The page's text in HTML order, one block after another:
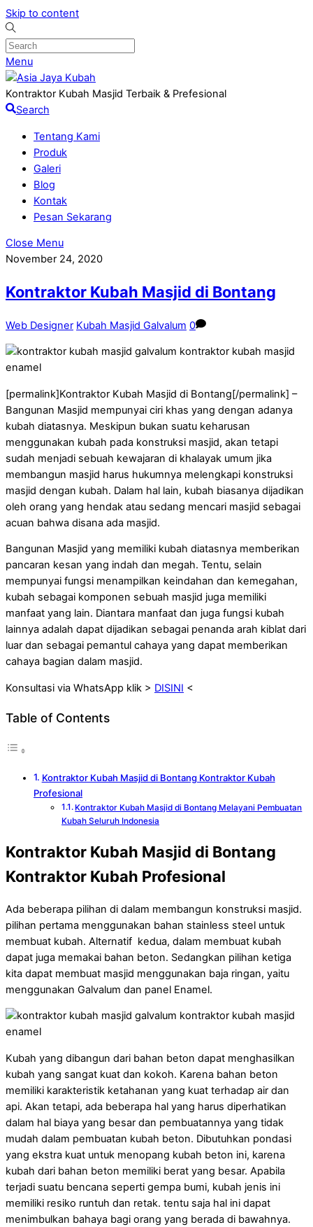
Skip to content
Menu
Kontraktor Kubah Masjid Terbaik & Prefesional
Search
Tentang Kami
Produk
Galeri
Blog
Kontak
Pesan Sekarang
Close Menu
November 24, 2020
Kontraktor Kubah Masjid di Bontang
Web Designer Kubah Masjid Galvalum 0
[permalink]Kontraktor Kubah Masjid di Bontang[/permalink] –
Bangunan Masjid mempunyai ciri khas yang dengan adanya
kubah diatasnya. Meskipun bukan suatu keharusan
menggunakan kubah pada konstruksi masjid, akan tetapi
sudah menjadi sebuah kewajaran di khalayak umum jika
membangun masjid harus hukumnya melengkapi konstruksi
masjid dengan kubah. Dalam hal lain, kubah biasanya dijadikan
oleh orang yang hendak atau sedang mencari masjid sebagai
acuan bahwa disana ada masjid.
Bangunan Masjid yang memiliki kubah diatasnya memberikan
pancaran kesan yang indah dan megah. Tentu, selain
mempunyai fungsi menampilkan keindahan dan kemegahan,
kubah sebagai komponen sebuah masjid juga memiliki
manfaat yang lain. Diantara manfaat dan juga fungsi kubah
lainnya adalah dapat dijadikan sebagai penanda arah kiblat dari
luar dan sebagai pemantul cahaya yang dapat memberikan
cahaya bagian dalam masjid.
Konsultasi via WhatsApp klik > DISINI <
Table of Contents
Kontraktor Kubah Masjid di Bontang Kontraktor Kubah
Profesional
Kontraktor Kubah Masjid di Bontang Melayani Pembuatan
Kubah Seluruh Indonesia
Kontraktor Kubah Masjid di Bontang
Kontraktor Kubah Profesional
Ada beberapa pilihan di dalam membangun konstruksi masjid.
pilihan pertama menggunakan bahan stainless steel untuk
membuat kubah. Alternatif kedua, dalam membuat kubah
dapat juga memakai bahan beton. Sedangkan pilihan ketiga
kita dapat membuat masjid menggunakan baja ringan, yaitu
menggunakan Galvalum dan panel Enamel.
Kubah yang dibangun dari bahan beton dapat menghasilkan
kubah yang sangat kuat dan kokoh. Karena bahan beton
memiliki karakteristik ketahanan yang kuat terhadap air dan
api. Akan tetapi, ada beberapa hal yang harus diperhatikan
dalam hal biaya yang besar dan pembuatannya yang tidak
mudah dalam pembuatan kubah beton. Dibutuhkan pondasi
yang ekstra kuat untuk menopang kubah beton ini, karena
kubah dari bahan beton memiliki berat yang besar. Apabila
terjadi suatu bencana seperti gempa bumi, kubah jenis ini
memiliki resiko runtuh dan retak. tentu saja hal ini dapat
menimbulkan bahaya bagi orang yang berada di bawahnya.